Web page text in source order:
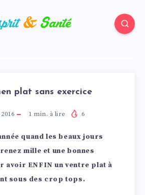
plat sans exercice
1 min. à lire 6
quand les beaux jours
mille et une bonnes
avoir ENFIN un ventre plat à
sous des crop tops.